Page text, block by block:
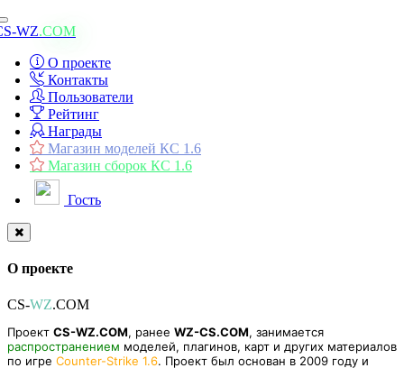
Toggle
navigation
WZ.COM
О проекте
Контакты
Пользователи
Рейтинг
Награды
Магазин моделей КС 1.6
Магазин сборок КС 1.6
Гость
О проекте
CS-WZ.COM
Проект CS-WZ.COM, ранее WZ-CS.COM, занимается
распространением моделей, плагинов, карт и других материалов
по игре Counter-Strike 1.6. Проект был основан в 2009 году и